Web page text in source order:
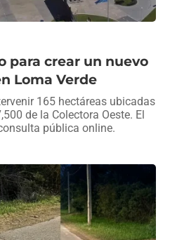
para crear un nuevo
Loma Verde
165 hectáreas ubicadas
de la Colectora Oeste. El
pública online.